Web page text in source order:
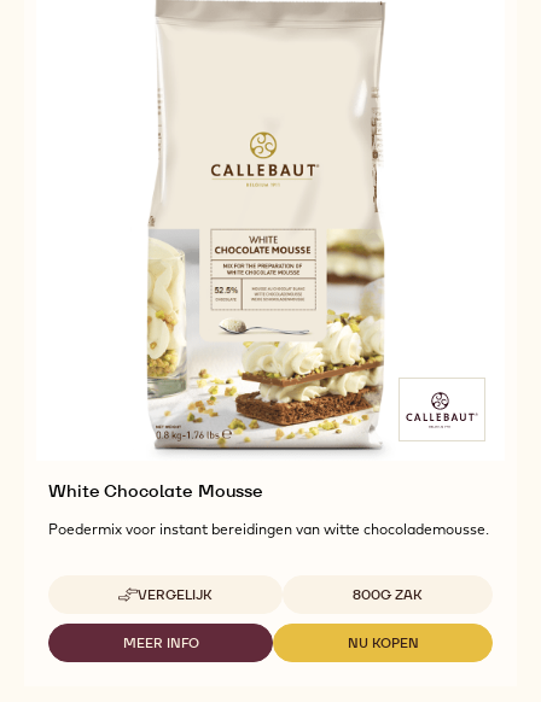
White Chocolate Mousse
Poedermix voor instant bereidingen van witte chocolademousse.
VERGELIJK
-
WHITE
CHOCOLATE
MOUSSE
Beschikbare maten
800G ZAK
MEER INFO
-
NU KOPEN
-